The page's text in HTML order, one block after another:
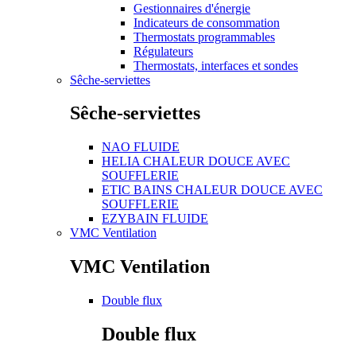
Gestionnaires d'énergie
Indicateurs de consommation
Thermostats programmables
Régulateurs
Thermostats, interfaces et sondes
Sêche-serviettes
Sêche-serviettes
NAO FLUIDE
HELIA CHALEUR DOUCE AVEC
SOUFFLERIE
ETIC BAINS CHALEUR DOUCE AVEC
SOUFFLERIE
EZYBAIN FLUIDE
VMC Ventilation
VMC Ventilation
Double flux
Double flux